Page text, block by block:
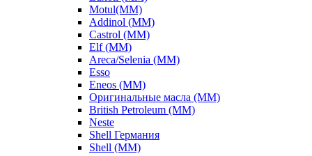
Motul(ММ)
Addinol (ММ)
Castrol (ММ)
Elf (ММ)
Areca/Selenia (ММ)
Esso
Eneos (ММ)
Оригинальные масла (ММ)
British Petroleum (ММ)
Neste
Shell Германия
Shell (ММ)